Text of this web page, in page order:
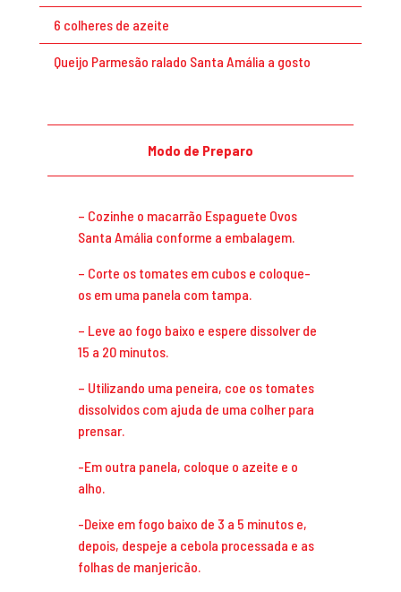
6 colheres de azeite
Queijo Parmesão ralado Santa Amália a gosto
Modo de Preparo
– Cozinhe o macarrão Espaguete Ovos
Santa Amália conforme a embalagem.
– Corte os tomates em cubos e coloque-
os em uma panela com tampa.
– Leve ao fogo baixo e espere dissolver de
15 a 20 minutos.
– Utilizando uma peneira, coe os tomates
dissolvidos com ajuda de uma colher para
prensar.
-Em outra panela, coloque o azeite e o
alho.
-Deixe em fogo baixo de 3 a 5 minutos e,
depois, despeje a cebola processada e as
folhas de manjericão.